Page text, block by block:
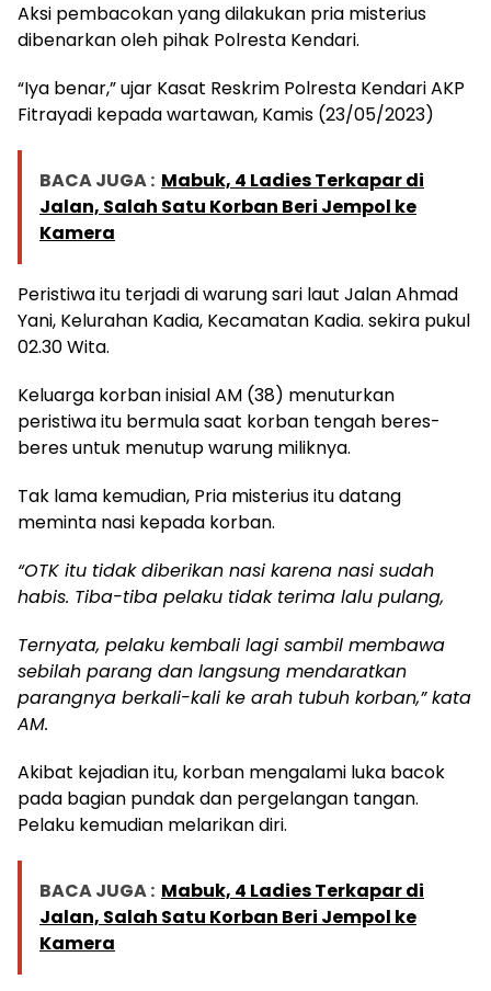
Aksi pembacokan yang dilakukan pria misterius
dibenarkan oleh pihak Polresta Kendari.
“Iya benar,” ujar Kasat Reskrim Polresta Kendari AKP
Fitrayadi kepada wartawan, Kamis (23/05/2023)
BACA JUGA : Mabuk, 4 Ladies Terkapar di
Jalan, Salah Satu Korban Beri Jempol ke
Kamera
Peristiwa itu terjadi di warung sari laut Jalan Ahmad
Yani, Kelurahan Kadia, Kecamatan Kadia. sekira pukul
02.30 Wita.
Keluarga korban inisial AM (38) menuturkan
peristiwa itu bermula saat korban tengah beres-
beres untuk menutup warung miliknya.
Tak lama kemudian, Pria misterius itu datang
meminta nasi kepada korban.
“OTK itu tidak diberikan nasi karena nasi sudah
habis. Tiba-tiba pelaku tidak terima lalu pulang,
Ternyata, pelaku kembali lagi sambil membawa
sebilah parang dan langsung mendaratkan
parangnya berkali-kali ke arah tubuh korban,” kata
AM.
Akibat kejadian itu, korban mengalami luka bacok
pada bagian pundak dan pergelangan tangan.
Pelaku kemudian melarikan diri.
BACA JUGA : Mabuk, 4 Ladies Terkapar di
Jalan, Salah Satu Korban Beri Jempol ke
Kamera